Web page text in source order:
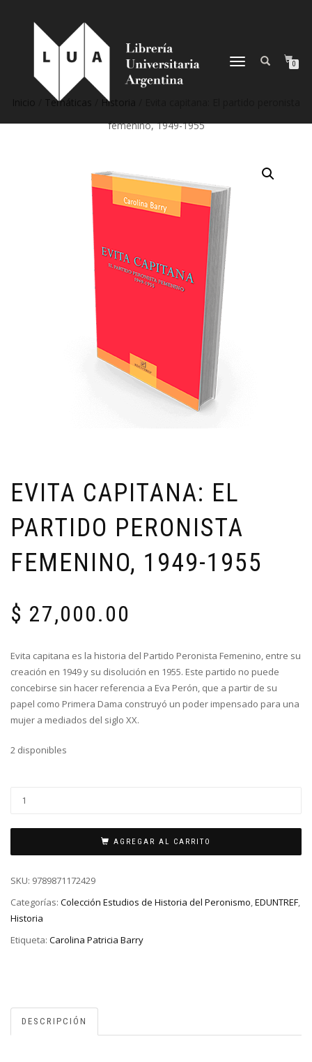
NAVEGACIÓN
0
Temáticas Historia
femenino, 1949-1955
EVITA CAPITANA: EL
PARTIDO PERONISTA
FEMENINO, 1949-1955
$ 27,000.00
Evita capitana es la historia del Partido Peronista Femenino, entre su
creación en 1949 y su disolución en 1955. Este partido no puede
concebirse sin hacer referencia a Eva Perón, que a partir de su
papel como Primera Dama construyó un poder impensado para una
mujer a mediados del siglo XX.
2 disponibles
AGREGAR AL CARRITO
SKU: 9789871172429
Categorías: Colección Estudios de Historia del Peronismo,EDUNTREF,
Historia
Etiqueta: Carolina Patricia Barry
DESCRIPCIÓN